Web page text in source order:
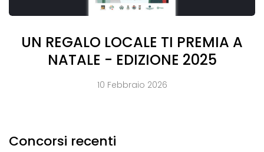
UN REGALO LOCALE TI PREMIA A
NATALE - EDIZIONE 2025
10 Febbraio 2026
Concorsi recenti